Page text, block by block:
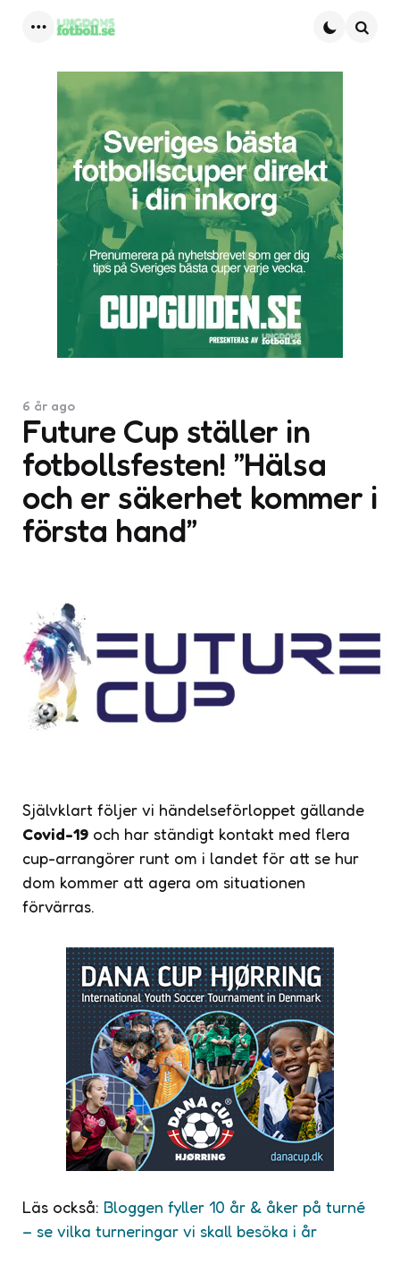
Future Cup ställer in
fotbollsfesten! ”Hälsa
och er säkerhet kommer i
första hand”
6 år ago
Självklart följer vi händelseförloppet gällande
Covid-19 och har ständigt kontakt med flera
cup-arrangörer runt om i landet för att se hur
dom kommer att agera om situationen
förvärras.
Läs också: Bloggen fyller 10 år & åker på turné
– se vilka turneringar vi skall besöka i år